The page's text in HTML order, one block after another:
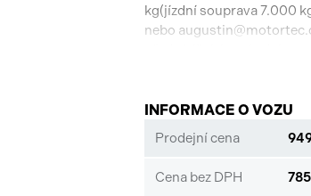
kg(jízdní souprava 7.000
nebo
INFORMACE O VOZU
Prodejní cena
Cena bez DPH